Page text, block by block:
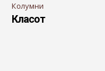
Колумни
Класот